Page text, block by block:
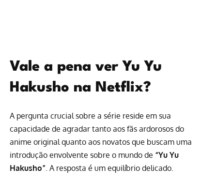
Vale a pena ver Yu Yu
Hakusho na Netflix?
A pergunta crucial sobre a série reside em sua
capacidade de agradar tanto aos fãs ardorosos do
anime original quanto aos novatos que buscam uma
introdução envolvente sobre o mundo de “Yu Yu
Hakusho” . A resposta é um equilíbrio delicado.